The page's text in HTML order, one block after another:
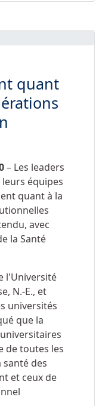
quant
– Les leaders
équipes
quant à la
avec
la Santé
l'Université
N.-E., et
universités
que la
de toutes les
santé des
et ceux de